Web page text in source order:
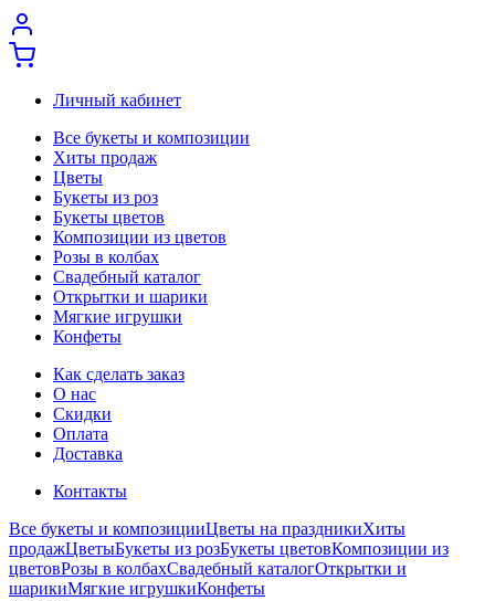
Личный кабинет
Все букеты и композиции
Хиты продаж
Цветы
Букеты из роз
Букеты цветов
Композиции из цветов
Розы в колбах
Свадебный каталог
Открытки и шарики
Мягкие игрушки
Конфеты
Как сделать заказ
О нас
Скидки
Оплата
Доставка
Контакты
Все букеты и композицииЦветы на праздникиХиты
продажЦветыБукеты из розБукеты цветовКомпозиции из
цветовРозы в колбахСвадебный каталогОткрытки и
шарикиМягкие игрушкиКонфеты